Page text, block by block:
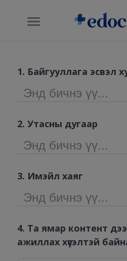
1. Байгууллага эсвэл
2. Утасны дугаар
3. Имэйл хаяг
4. Та ямар контент
ажиллах хүсэлтэй